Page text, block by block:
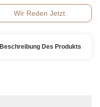
Wir Reden Jetzt.
Beschreibung Des Produkts